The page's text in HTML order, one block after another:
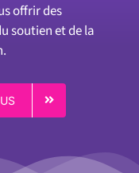
offrir des
soutien et de la